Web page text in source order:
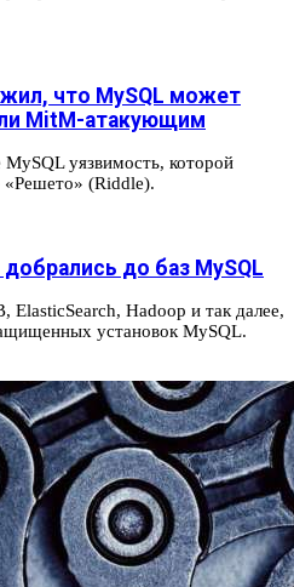
что MySQL может
MitM-атакующим
уязвимость, которой
«Решето» (Riddle).
до баз MySQL
ElasticSearch, Hadoop и так далее,
установок MySQL.